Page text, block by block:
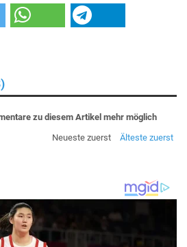
zu diesem Artikel mehr möglich
Neueste zuerst
Älteste zuerst